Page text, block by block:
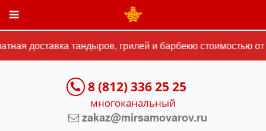
доставка тандыров, грилей и барбекю стоимостью
8 (812) 336 25 25
многоканальный
zakaz@mirsamovarov.ru